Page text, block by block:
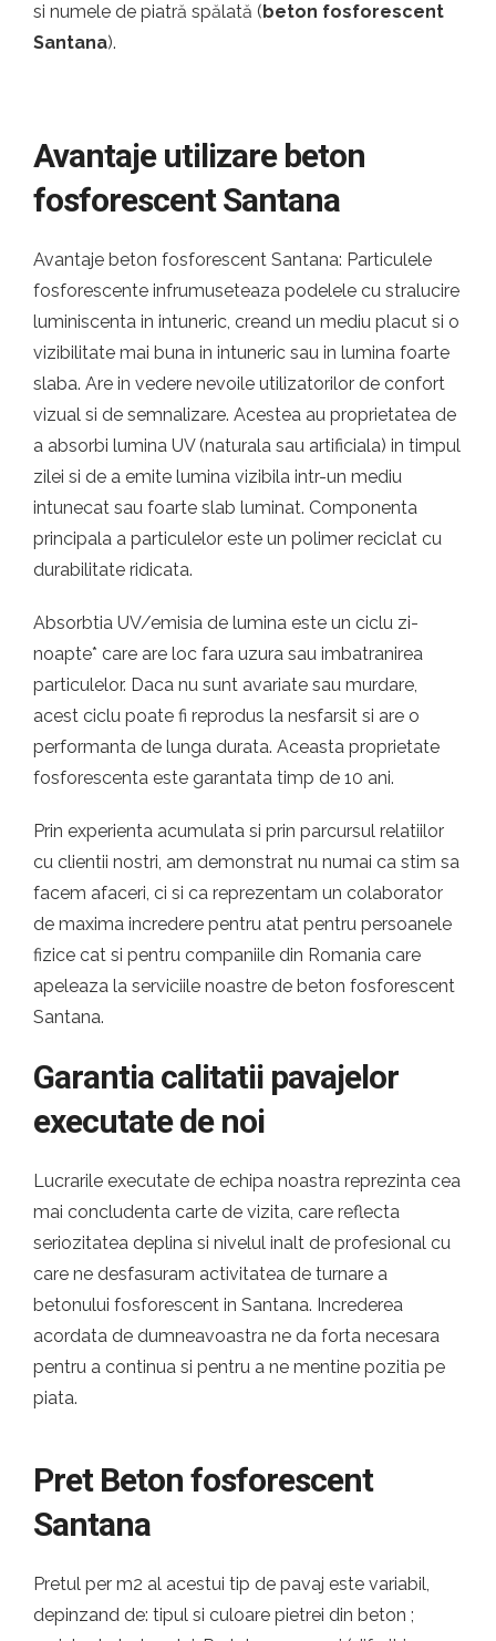
si numele de piatră spălată (beton fosforescent
Santana).
Avantaje utilizare beton
fosforescent Santana
Avantaje beton fosforescent Santana: Particulele
fosforescente infrumuseteaza podelele cu stralucire
luminiscenta in intuneric, creand un mediu placut si o
vizibilitate mai buna in intuneric sau in lumina foarte
slaba. Are in vedere nevoile utilizatorilor de confort
vizual si de semnalizare. Acestea au proprietatea de
a absorbi lumina UV (naturala sau artificiala) in timpul
zilei si de a emite lumina vizibila intr-un mediu
intunecat sau foarte slab luminat. Componenta
principala a particulelor este un polimer reciclat cu
durabilitate ridicata.
Absorbtia UV/emisia de lumina este un ciclu zi-
noapte* care are loc fara uzura sau imbatranirea
particulelor. Daca nu sunt avariate sau murdare,
acest ciclu poate fi reprodus la nesfarsit si are o
performanta de lunga durata. Aceasta proprietate
fosforescenta este garantata timp de 10 ani.
Prin experienta acumulata si prin parcursul relatiilor
cu clientii nostri, am demonstrat nu numai ca stim sa
facem afaceri, ci si ca reprezentam un colaborator
de maxima incredere pentru atat pentru persoanele
fizice cat si pentru companiile din Romania care
apeleaza la serviciile noastre de beton fosforescent
Santana.
Garantia calitatii pavajelor
executate de noi
Lucrarile executate de echipa noastra reprezinta cea
mai concludenta carte de vizita, care reflecta
seriozitatea deplina si nivelul inalt de profesional cu
care ne desfasuram activitatea de turnare a
betonului fosforescent in Santana. Increderea
acordata de dumneavoastra ne da forta necesara
pentru a continua si pentru a ne mentine pozitia pe
piata.
Pret Beton fosforescent
Santana
Pretul per m2 al acestui tip de pavaj este variabil,
depinzand de: tipul si culoare pietrei din beton ;